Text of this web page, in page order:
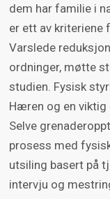
dem har familie i
er ett av kriteriene
Varslede
ordninger, møtte
studien. Fysisk
Hæren og en viktig
Selve
prosess med
utsiling basert på
intervju og